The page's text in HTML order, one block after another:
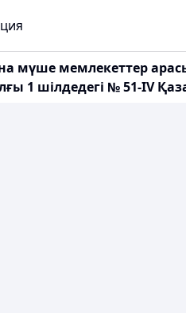
мемлекеттер
1 шілдедегі № 51-ІV